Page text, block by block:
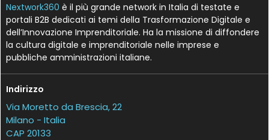
Nextwork360 è il più grande network in Italia di testate e
portali B2B dedicati ai temi della Trasformazione Digitale e
dell’Innovazione Imprenditoriale. Ha la missione di diffondere
la cultura digitale e imprenditoriale nelle imprese e
pubbliche amministrazioni italiane.
Indirizzo
Via Moretto da Brescia, 22
Milano - Italia
CAP 20133